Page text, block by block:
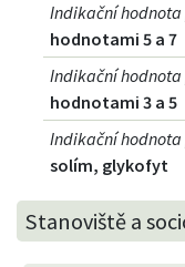
Indikační
hodnotami 5 a 7
Indikační hodnota
hodnotami 3 a 5
Indikační
solím, glykofyt
Stanoviště a